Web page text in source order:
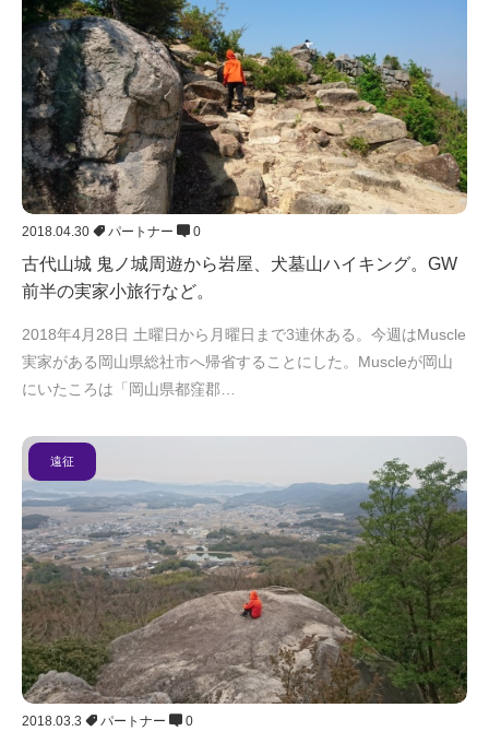
2018.04.30 パートナー 0
古代山城 鬼ノ城周遊から岩屋、犬墓山ハイキング。GW
前半の実家小旅行など。
2018年4月28日 土曜日から月曜日まで3連休ある。今週はMuscle
実家がある岡山県総社市へ帰省することにした。Muscleが岡山
にいたころは「岡山県都窪郡…
遠征
2018.03.3 パートナー 0